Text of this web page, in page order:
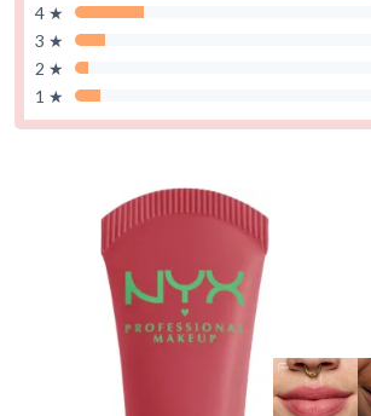
4 ★
3 ★
2 ★
1 ★